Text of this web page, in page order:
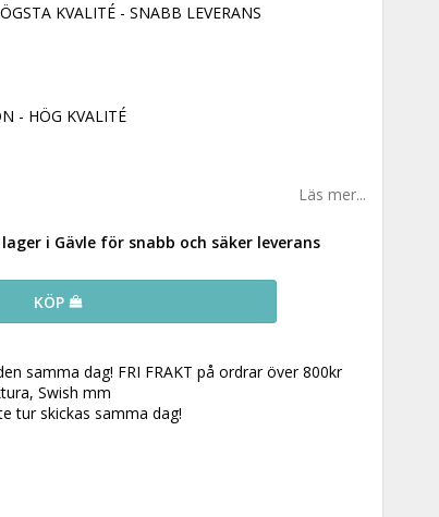
KVALITÉ - SNABB LEVERANS
- HÖG KVALITÉ
Läs mer...
i Gävle för snabb och säker leverans
KÖP
samma dag! FRI FRAKT på ordrar över 800kr
Swish mm
tur skickas samma dag!